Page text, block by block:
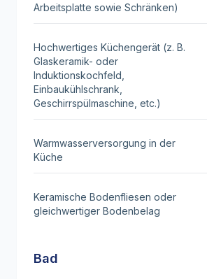
Arbeitsplatte sowie Schränken)
Hochwertiges Küchengerät (z. B.
Glaskeramik- oder
Induktionskochfeld,
Einbaukühlschrank,
Geschirrspülmaschine, etc.)
Warmwasserversorgung in der
Küche
Keramische Bodenfliesen oder
gleichwertiger Bodenbelag
Bad